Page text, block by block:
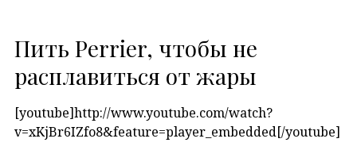
Пить Perrier, чтобы не
расплавиться от жары
[youtube]http://www.youtube.com/watch?
v=xKjBr6IZfo8&feature=player_embedded[/youtube]